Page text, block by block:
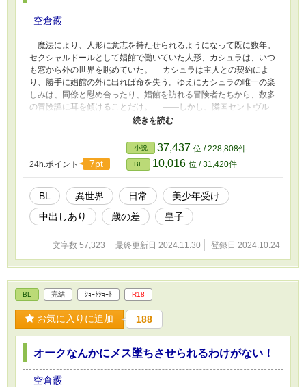
空倉霰
魔法により、人形に意志を持たせられるようになって既に数年。
セクシャルドールとして娼館で働いていた人形、カシュラは、いつ
も窓から外の世界を眺めていた。 カシュラは主人との契約によ
り、勝手に娼館の外に出れば命を失う。ゆえにカシュラの唯一の楽
しみは、同僚と慰め合ったり、娼館を訪れる冒険者たちから、数多
の冒険譚に耳を傾けることだけ。 ――しかし、隣国セントヴル
ムとの外交会談当日。なんとセントヴルムからの代表人、セファー
を命じた。 「ただの皇族の遊び」。カシュラはそう確信しなが
ら、最初で最後の外の世界を目に焼き付ける。そして一度きりのつ
もりで皇子を愛した……の、だが。なぜかセヴルム皇子は、翌日、
翌々日と続けてカシュラを買い続け……？ （Nolaの方でも、紫藤
光之助名義であげてたりします）
24h.ポイント 7pt
小説 37,437 位 / 228,808件
BL 10,016 位 / 31,420件
BL 異世界 日常
美少年受け
中出しあり
歳の差 皇子
文字数 57,323 最終更新日 2024.11.30 登録日 2024.10.24
BL 完結 ｼｮｰﾄｼｮｰﾄ R18
お気に入りに追加 188
オークなんかにメス墜ちさせられるわけがない！
空倉霰